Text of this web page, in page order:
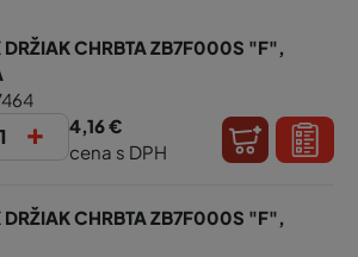
DRŽIAK CHRBTA ZB7F000S "F",
+
4,16 €
cena s DPH
DRŽIAK CHRBTA ZB7F000S "F",